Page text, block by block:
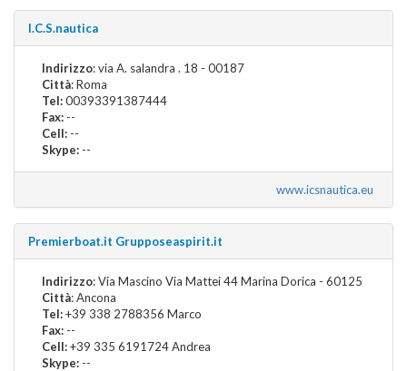
I.C.S.nautica
Indirizzo: via A. salandra . 18 - 00187
Città: Roma
Tel:00393391387444
Fax: --
Cell: --
Skype: --
www.icsnautica.eu
Premierboat.it Grupposeaspirit.it
Indirizzo: Via Mascino Via Mattei 44 Marina Dorica - 60125
Città: Ancona
Tel:+39 338 2788356 Marco
Fax: --
Cell:+39 335 6191724 Andrea
Skype: --